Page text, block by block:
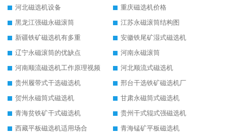
河北磁选机设备
重庆磁选机价格
黑龙江强磁永磁滚筒
江苏永磁滚筒结构图
新疆铁矿磁选机有多重
安徽铁尾矿湿式磁选机
辽宁永磁滚筒的优缺点
河南永磁滚筒
河南顺流磁选机工作原理视频
河北顺流式磁选机
贵州履带式干选磁选机
邢台干选铁矿磁选机厂
贺州永磁筒式磁选机
甘肃永磁筒式磁选机
青海贫铁矿干式磁选机
贵州干式辊式强磁选机
西藏平板磁选机适用场合
青海锰矿平板磁选机